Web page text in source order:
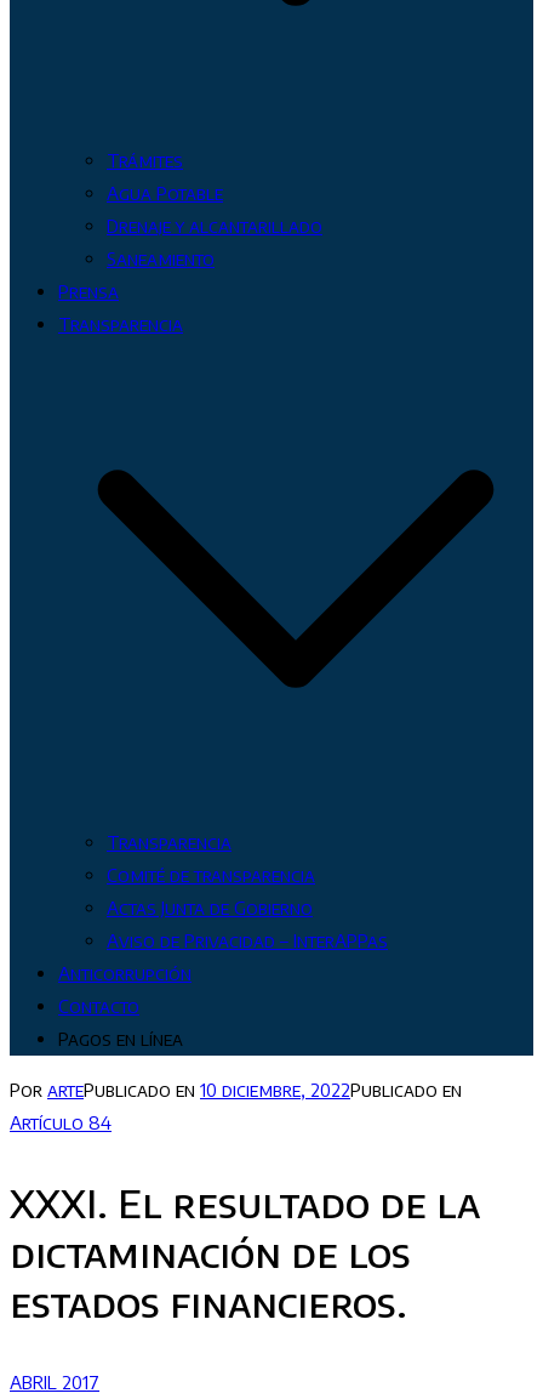
Trámites
Agua Potable
Drenaje y alcantarillado
Saneamiento
Prensa
Transparencia
Transparencia
Comité de transparencia
Actas Junta de Gobierno
Aviso de Privacidad – InterAPPas
Anticorrupción
Contacto
Pagos en línea
Por artePublicado en 10 diciembre, 2022Publicado en
Artículo 84
XXXI. El resultado de la
dictaminación de los
estados financieros.
ABRIL 2017